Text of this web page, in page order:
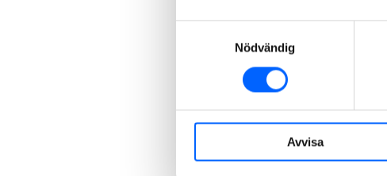
Nödvändig
Avvisa